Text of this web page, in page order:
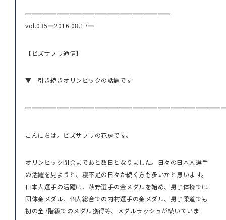
━━━━━━━━━━━━━━━━━━━━━━━
vol.035━2016.08.17━
【ビズサプリ通信】
▼ 引き続きオリンピックの話題です
こんにちは。ビズサプリの花房です。
オリンピック閉会まであと数日となりました。日々の日本人選手
の活躍を見ようと、寝不足の日々が続く方も多いかと思います。
日本人選手の活躍は、萩野選手の金メダルを始め、男子体操では
団体金メダル、個人総合での内村選手の金メダル、男子柔道でも
初の全7階級でのメダル獲得等、メダルラッシュが続いていま